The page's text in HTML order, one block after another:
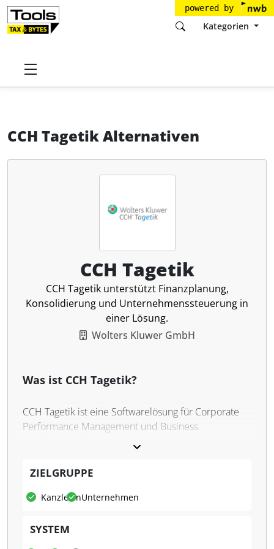
powered by
Kategorien
Startseite
CCH Tagetik Alternativen
CCH Tagetik
CCH Tagetik unterstützt Finanzplanung,
Konsolidierung und Unternehmenssteuerung in
einer Lösung.
Wolters Kluwer GmbH
Was ist CCH Tagetik?
CCH Tagetik ist eine Softwarelösung für Corporate
Performance Management und Business
Holdinggesellschaften, Finanzabteilungen und
Software stellt eine einheitliche Plattform für
Finanzberichterstattung, Konsolidierung und internes
ZIELGRUPPE
KanzleienUnternehmen
SYSTEM